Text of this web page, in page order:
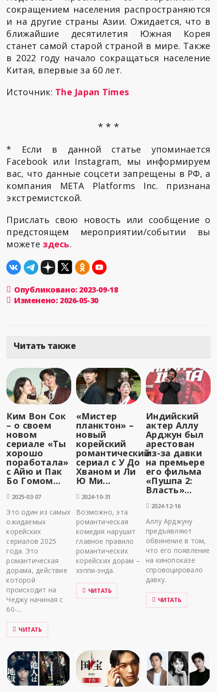
сокращением населения распространяются
и на другие страны Азии. Ожидается, что в
ближайшие десятилетия Южная Корея
станет самой старой страной в мире. Также
в 2022 году начало сокращаться население
Китая, впервые за 60 лет.
Источник: The Japan Times
* * *
* Если в данной статье упоминается
Facebook или Instagram, мы информируем
вас, что данные соцсети запрещены в РФ, а
компания META Platforms Inc. признана
экстремистской.
Прислать свою новость или сообщение о
предстоящем мероприятии/событии вы
можете здесь.
Опубликовано: 2023-09-18
Изменено: 2026-05-30
Читать также
Ким Вон Сок
– о своем
новом
сериале «Ты
хорошо
поработала»
с Айю и Пак
Бо Гомом...
2025-03-07
Это один из самых
ожидаемых
корейских
сериалов 2025
года. Это
романтическая
дорама, действие
которой
происходит на
Чеджу начиная с
60-...
ЧИТАТЬ
«Мистер
планктон» –
новый
корейский
романтический
сериал с У До
Хваном и Ли
Ю Ми...
2024-10-31
Возможно, эта
романтическая
комедия нарушит
главное правило
романтических
корейских дорам –
хэппи-энда.
ЧИТАТЬ
Индийский
актер Аллу
Арджун был
арестован
из-за давки
на премьере
его фильма
«Пушпа 2:
Власть»...
2024-12-16
Аллу Арджуну
предъявляют
обвинение в том,
что его появление
на кинопоказе
спровоцировало
давку.
ЧИТАТЬ